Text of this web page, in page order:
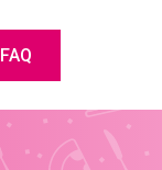
FAQ